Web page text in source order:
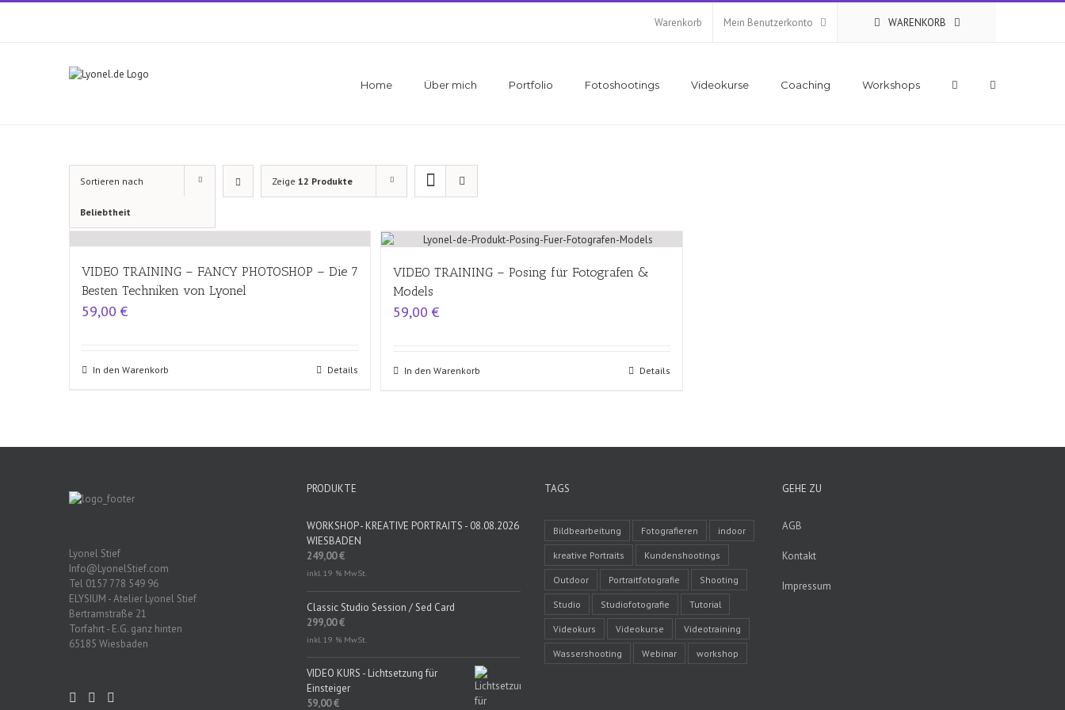
Zum
Warenkorb Mein Benutzerkonto WARENKORB
Home Über mich Portfolio Fotoshootings Videokurse Coaching Workshops
Sortieren nach
Beliebtheit
Zeige 12 Produkte
VIDEO TRAINING – FANCY PHOTOSHOP – Die 7
Besten Techniken von Lyonel
59,00 €
In den Warenkorb Details
VIDEO TRAINING – Posing für Fotografen &
Models
59,00€
In den Warenkorb Details
Lyonel Stief
Info@LyonelStief.com
Tel 0157 778 549 96
ELYSIUM - Atelier Lyonel Stief
Bertramstraße 21
Torfahrt - E.G. ganz hinten
65185 Wiesbaden
PRODUKTE
WORKSHOP - KREATIVE PORTRAITS - 08.08.2026
WIESBADEN
249,00€
inkl. 19 % MwSt.
Classic Studio Session / Sed Card
299,00€
inkl. 19 % MwSt.
VIDEO KURS - Lichtsetzung für
Einsteiger
59,00€
TAGS
Bildbearbeitung Fotografieren indoor
kreative Portraits Kundenshootings
Outdoor Portraitfotografie Shooting
Studio Studiofotografie Tutorial
Videokurs Videokurse Videotraining
Wassershooting Webinar workshop
GEHE ZU
AGB
Kontakt
Impressum